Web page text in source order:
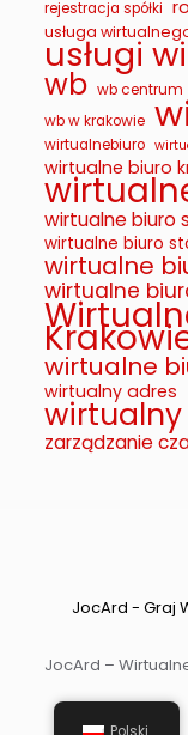
rejestracja spółki
usługa
usługi
wb wb centrum
wb w krakowie
wirtualnebiuro
wirtualne biuro
wirtualne biuro
wirtualne biuro
wirtualne
wirtualne
wirtualne
wirtualny adres
zarządzanie
JocArd - Graj
JocArd –